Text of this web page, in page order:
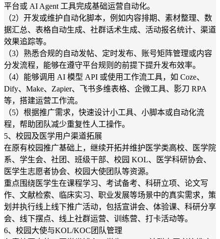
平台或 AI Agent 工具完成基础运营自动化。
（2）开发或维护自动化脚本，例如内容排期、素材整理、数
据汇总、表格自动生成、社群话术生成、活动报名统计、渠道
效果追踪等。
（3）熟悉合规的自动发帖、定时发布、账号矩阵管理或内容
分发流程，能够在遵守平台规则的前提下提升发布效率。
（4）能够调用 AI 模型 API 或使用工作流工具，如 Coze、
Dify、Make、Zapier、飞书多维表格、企微工具、影刀 RPA
等，搭建运营工作流。
（5）根据推广需求，快速设计小工具、小脚本或自动化流
程，帮助团队减少重复性人工操作。
5、校园及医学用户渠道拓展
在原有校园推广基础上，继续开拓并维护医学类高校、医学院
系、学生会、社团、班级干部、校园 KOL、医学科研协会、
医学生志愿者协会、校园大使团队等资源。
重点围绕医学生在课程学习、考试备考、科研立项、论文写
作、文献检索、临床实习、职业发展等场景中的真实需求，策
划并执行线上线下推广活动，包括宣讲会、体验课、科研分享
会、线下摆点、线上社群运营、训练营、打卡活动等。
6、校园大使与KOL/KOC团队管理